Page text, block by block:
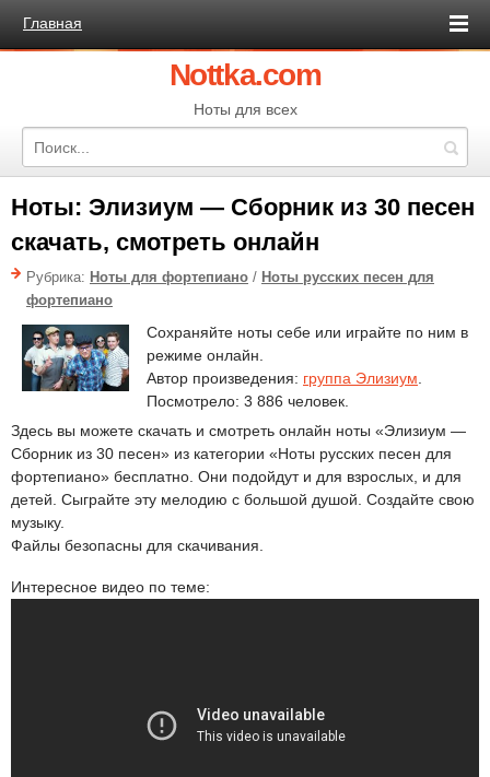
Главная
Nottka.com
Ноты для всех
Ноты: Элизиум — Сборник из 30 песен
скачать, смотреть онлайн
Рубрика: Ноты для фортепиано / Ноты русских песен для
фортепиано
Сохраняйте ноты себе или играйте по ним в
режиме онлайн.
Автор произведения: группа Элизиум
Посмотрело: 3 886 человек.
Здесь вы можете скачать и смотреть онлайн ноты «Элизиум —
Сборник из 30 песен» из категории «Ноты русских песен для
фортепиано» бесплатно. Они подойдут и для взрослых, и для
детей. Сыграйте эту мелодию с большой душой. Создайте свою
музыку.
Файлы безопасны для скачивания.
Интересное видео по теме: